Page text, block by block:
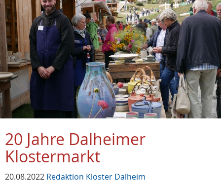
20 Jahre Dalheimer
Klostermarkt
20.08.2022 Redaktion Kloster Dalheim